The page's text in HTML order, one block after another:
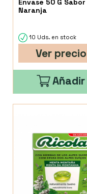
Envase 50 G Sabor
Naranja
10 Uds. en stock
Ver precio
Añadir